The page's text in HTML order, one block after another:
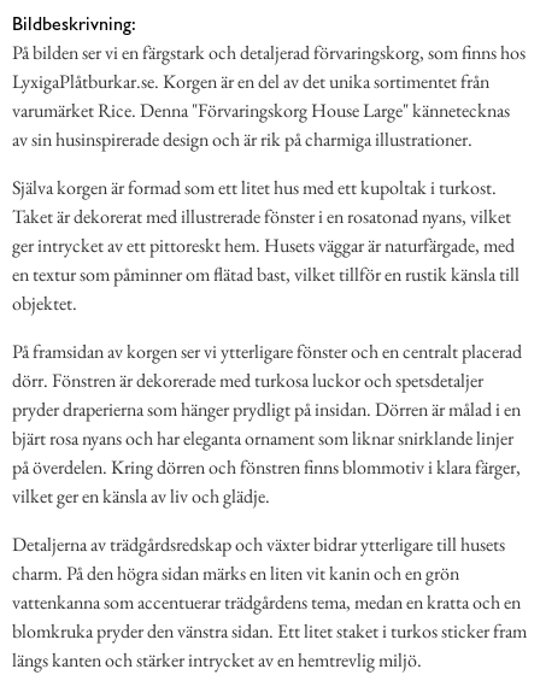
Bildbeskrivning:
På bilden ser vi en färgstark och detaljerad förvaringskorg, som finns hos
LyxigaPlåtburkar.se. Korgen är en del av det unika sortimentet från
varumärket Rice. Denna "Förvaringskorg House Large" kännetecknas
av sin husinspirerade design och är rik på charmiga illustrationer.
Själva korgen är formad som ett litet hus med ett kupoltak i turkost.
Taket är dekorerat med illustrerade fönster i en rosatonad nyans, vilket
ger intrycket av ett pittoreskt hem. Husets väggar är naturfärgade, med
en textur som påminner om flätad bast, vilket tillför en rustik känsla till
objektet.
På framsidan av korgen ser vi ytterligare fönster och en centralt placerad
dörr. Fönstren är dekorerade med turkosa luckor och spetsdetaljer
pryder draperierna som hänger prydligt på insidan. Dörren är målad i en
bjärt rosa nyans och har eleganta ornament som liknar snirklande linjer
på överdelen. Kring dörren och fönstren finns blommotiv i klara färger,
vilket ger en känsla av liv och glädje.
Detaljerna av trädgårdsredskap och växter bidrar ytterligare till husets
charm. På den högra sidan märks en liten vit kanin och en grön
vattenkanna som accentuerar trädgårdens tema, medan en kratta och en
blomkruka pryder den vänstra sidan. Ett litet staket i turkos sticker fram
längs kanten och stärker intrycket av en hemtrevlig miljö.